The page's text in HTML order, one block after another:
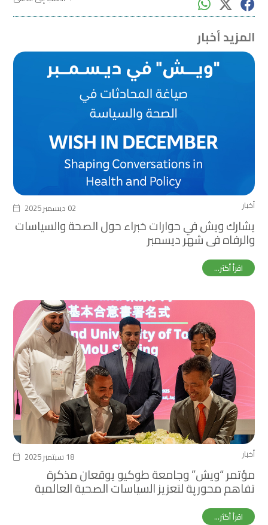
المزيد أخبار
أخبار 02 ديسمبر 2025
يشارك ويش في حوارات خبراء حول الصحة والسياسات
والرفاه في شهر ديسمبر
اقرأ أكثر...
أخبار 18 سبتمبر 2025
مؤتمر “ويش” وجامعة طوكيو يوقعان مذكرة
تفاهم محورية لتعزيز السياسات الصحية العالمية
خلال معرض أوساكا إكسبو
اقرأ أكثر...